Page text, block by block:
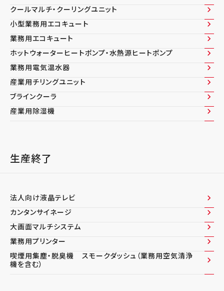
クールマルチ・クーリングユニット
小型業務用エコキュート
業務用エコキュート
ホットウォーターヒートポンプ・水熱源ヒートポンプ
業務用電気温水器
産業用チリングユニット
ブラインクーラ
産業用除湿機
生産終了​
法人向け液晶テレビ
カンタンサイネージ
大画面マルチシステム
業務用プリンター
喫煙用集塵・脱臭機 スモークダッシュ（業務用空気清浄
機を含む）